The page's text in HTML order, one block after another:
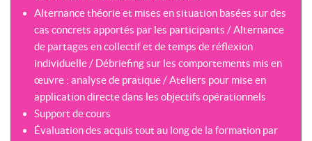
Alternance théorie et mises en situation basées sur des
cas concrets apportés par les participants / Alternance
de partages en collectif et de temps de réflexion
individuelle / Débriefing sur les comportements mis en
œuvre : analyse de pratique / Ateliers pour mise en
application directe dans les objectifs opérationnels
Support de cours
Évaluation des acquis tout au long de la formation par